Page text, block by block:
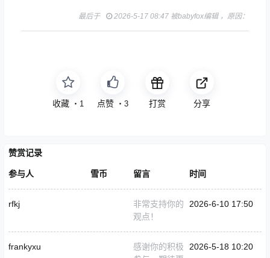
最后于 2026-5-17 08:47 被babyfox编辑 ，原因：
收藏 ・ 1 点赞 ・ 3 打赏 分享
赞赏记录
参与人 雪币 留言 时间
rfkj
非常支持你的
观点！
2026-6-10 17:50
frankyxu
感谢你的积极
2026-5-18 10:20